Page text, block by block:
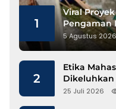
1
Viral
Pengaman
Gunakan
5 Agustus 2026
2
Etika
Dikeluhkan
25 Juli 2026